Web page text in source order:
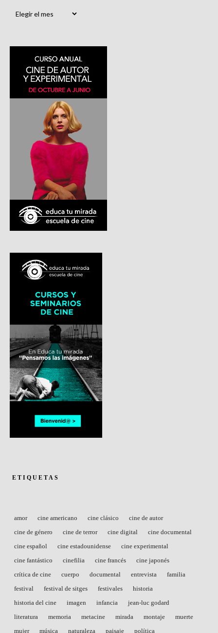
ETIQUETAS
amor cine americano cine clásico
cine de autor
cine de género
cine de terror cine digital
cine documental
cine español
cine estadounidense
cine experimental
cine fantástico
cinefilia cine francés
cine japonés
crítica de cine
cuerpo documental entrevista
familia
festival
festival de sitges festivales
historia
historia del cine
imagen infancia
jean-luc godard
literatura
memoria metacine mirada montaje
muerte
mujer
música naturaleza paisaje política